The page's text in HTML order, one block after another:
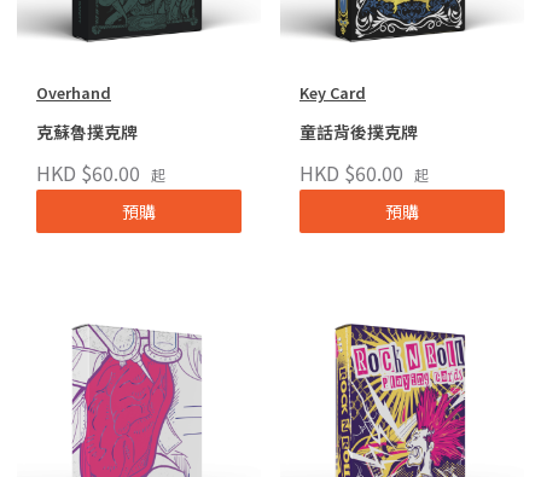
Overhand
克蘇魯撲克牌
HKD $60.00 起
預購
Key Card
童話背後撲克牌
HKD $60.00 起
預購